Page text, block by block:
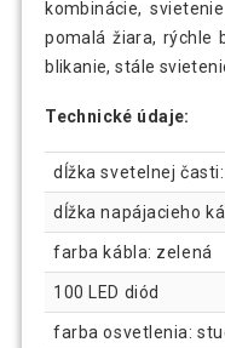
kombinácie,
pomalá žiara, rýchle
blikanie, stále
Technické údaje:
dĺžka svetelnej
dĺžka napájacieho
farba kábla: zelená
100 LED diód
farba osvetlenia: